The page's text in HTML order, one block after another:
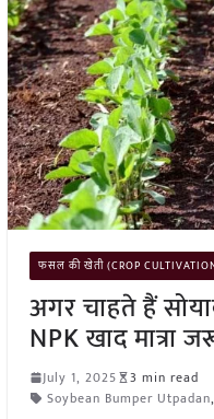
फसल की खेती (CROP
अगर चाहते हैं
NPK खाद मात्रा
July 1, 2025
3 min read
Soybean Bumper Utpadan,